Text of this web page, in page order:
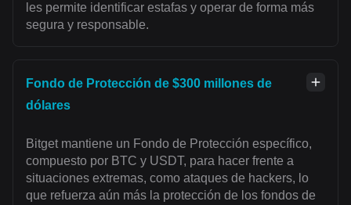
les permite identificar estafas y operar de forma más
segura y responsable.
Fondo de Protección de $300 millones de
dólares
Bitget mantiene un Fondo de Protección específico,
compuesto por BTC y USDT, para hacer frente a
situaciones extremas, como ataques de hackers, lo
que refuerza aún más la protección de los fondos de